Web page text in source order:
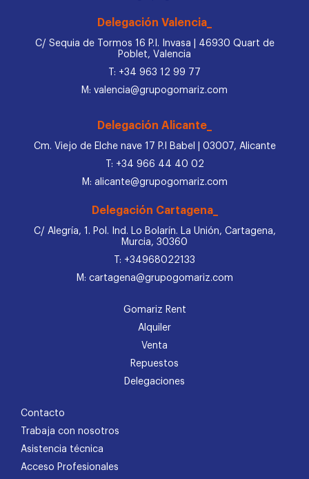
Delegación Valencia_
C/ Sequia de Tormos 16 P.I. Invasa | 46930 Quart de
Poblet, Valencia
T: +34 963 12 99 77
M: valencia@grupogomariz.com
Delegación Alicante_
Cm. Viejo de Elche nave 17 P.I Babel | 03007, Alicante
T: +34 966 44 40 02
M: alicante@grupogomariz.com
Delegación Cartagena_
C/ Alegría, 1. Pol. Ind. Lo Bolarín. La Unión, Cartagena,
Murcia, 30360
T: +34968022133
M: cartagena@grupogomariz.com
Gomariz Rent
Alquiler
Venta
Repuestos
Delegaciones
Contacto
Trabaja con nosotros
Asistencia técnica
Acceso Profesionales